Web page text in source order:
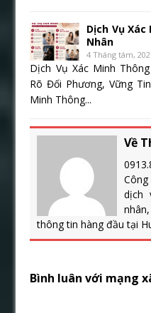
Dịch Vụ
Nhân
4 Tháng tám,
Dịch Vụ Xác Minh
Rõ Đối Phương, Vững
Minh Thông...
Về
dịch
thông tin hàng đầu tại
Bình luân với mạng